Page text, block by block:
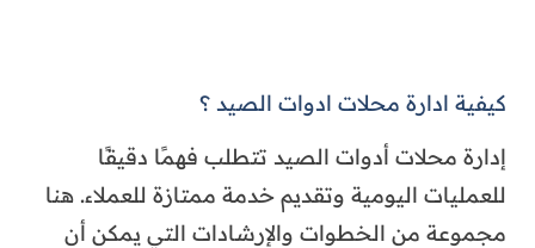
كيفية ادارة محلات ادوات الصيد ؟
إدارة محلات أدوات الصيد تتطلب فهمًا دقيقًا
للعمليات اليومية وتقديم خدمة ممتازة للعملاء. هنا
مجموعة من الخطوات والإرشادات التي يمكن أن